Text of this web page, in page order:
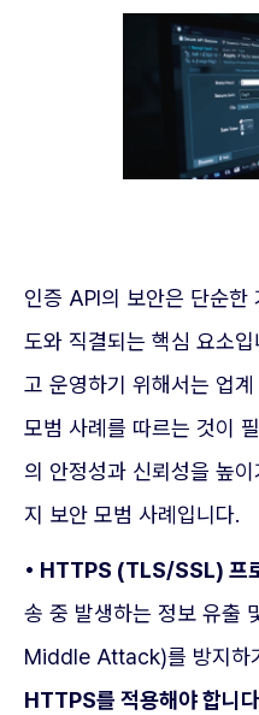
인증 API의 보안은 단순한
도와 직결되는 핵심 요소
고 운영하기 위해서는 업
모범 사례를 따르는 것이
의 안정성과 신뢰성을 높
지 보안 모범 사례입니다.
• HTTPS (TLS/SSL) 프
송 중 발생하는 정보 유
Middle Attack)를 방지하
HTTPS를 적용해야 합니